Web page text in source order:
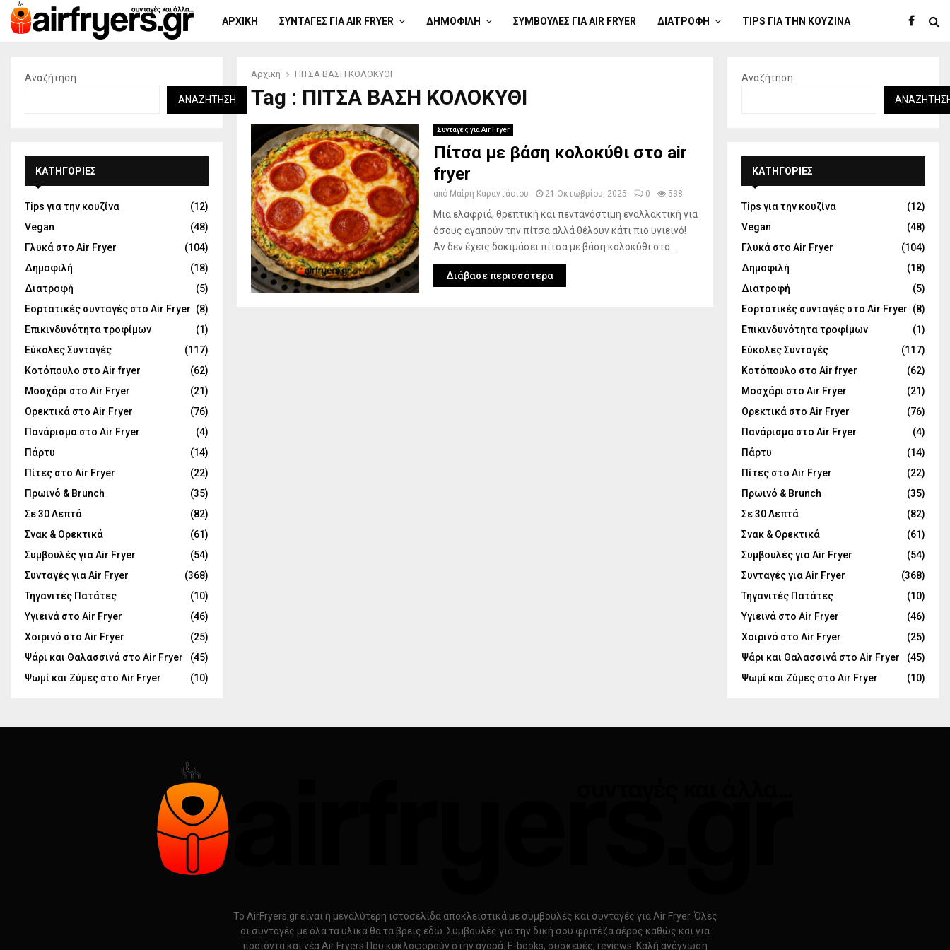
ΑΡΧΙΚΉ ΣΥΝΤΑΓΈΣ ΓΙΑ AIR FRYER ΔΗΜΟΦΙΛΉ ΣΥΜΒΟΥΛΈΣ ΓΙΑ AIR FRYER ΔΙΑΤΡΟΦΉ TIPS ΓΙΑ ΤΗΝ ΚΟΥΖΊΝΑ
Αρχική ΠΙΤΣΑ ΒΑΣΗ ΚΟΛΟΚΥΘΙ
Tag : ΠΙΤΣΑ ΒΑΣΗ ΚΟΛΟΚΥΘΙ
Συνταγές για Air Fryer
Πίτσα με βάση κολοκύθι στο air
fryer
από Μαίρη Καραντάσιου 21 Οκτωβρίου, 2025 0 538
Μια ελαφριά, θρεπτική και πεντανόστιμη εναλλακτική για
όσους αγαπούν την πίτσα αλλά θέλουν κάτι πιο υγιεινό!
Αν δεν έχεις δοκιμάσει πίτσα με βάση κολοκύθι στο...
Διάβασε περισσότερα
Αναζήτηση
ΑΝΑΖΉΤΗΣΗ
KΑΤΗΓΟΡΊΕΣ
Tips για την κουζίνα
(12)
Vegan
(48)
Γλυκά στο Air Fryer
(104)
Δημοφιλή
(18)
Διατροφή
(5)
Εορτατικές συνταγές στο Air Fryer (8)
Επικινδυνότητα τροφίμων
(1)
Εύκολες Συνταγές
(117)
Κοτόπουλο στο Air fryer
(62)
Μοσχάρι στο Air Fryer
(21)
Ορεκτικά στο Air Fryer
(76)
Πανάρισμα στο Air Fryer
(4)
Πάρτυ
(14)
Πίτες στο Air Fryer
(22)
Πρωινό & Brunch
(35)
Σε 30 Λεπτά
(82)
Σνακ & Ορεκτικά
(61)
Συμβουλές για Air Fryer
(54)
Συνταγές για Air Fryer
(368)
Τηγανιτές Πατάτες
(10)
Υγιεινά στο Air Fryer
(46)
Χοιρινό στο Air Fryer
(25)
Ψάρι και Θαλασσινά στο Air Fryer
(45)
Ψωμί και Ζύμες στο Air Fryer
(10)
Αναζήτηση
KΑΤΗΓΟΡΊΕΣ
Tips για την κουζίνα
(12)
Vegan
(48)
Γλυκά στο Air Fryer
(104)
Δημοφιλή
(18)
Διατροφή
(5)
Εορτατικές συνταγές στο Air Fryer (8)
Επικινδυνότητα τροφίμων
(1)
Εύκολες Συνταγές
(117)
Κοτόπουλο στο Air fryer
(62)
Μοσχάρι στο Air Fryer
(21)
Ορεκτικά στο Air Fryer
(76)
Πανάρισμα στο Air Fryer
(4)
Πάρτυ
(14)
Πίτες στο Air Fryer
(22)
Πρωινό & Brunch
(35)
Σε 30 Λεπτά
(82)
Σνακ & Ορεκτικά
(61)
Συμβουλές για Air Fryer
(54)
Συνταγές για Air Fryer
(368)
Τηγανιτές Πατάτες
(10)
Υγιεινά στο Air Fryer
(46)
Χοιρινό στο Air Fryer
(25)
Ψάρι και Θαλασσινά στο Air Fryer
(45)
Ψωμί και Ζύμες στο Air Fryer
(10)
Το AirFryers.gr είναι η μεγαλύτερη ιστοσελίδα αποκλειστικά με συμβουλές και συνταγές για Air Fryer. Όλες
οι συνταγές με όλα τα υλικά θα τα βρεις εδώ. Συμβουλές για την δική σου φριτέζα αέρος καθώς και για
προϊόντα και νέα Air Fryers Που κυκλοφορούν στην αγορά. E-books, συσκευές, reviews. Καλή ανάγνωση